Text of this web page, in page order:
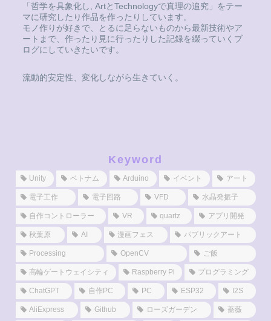
「哲学を具象化し, ArtとTechnologyで真理の追究」をテー
マに研究したり作品を作ったりしています。
モノ作りが好きで、とるに足らないものから最新技術やア
ートまで、作ったり見に行ったりした記録を綴っていくブ
ログにしていきたいです。
流動的安定性、変化しながら生きていく。
Keyword
Unity ベトナム Arduino イベント アート
電子工作 電子回路 VFD 水晶発振子
自作コントローラー VR quartz アプリ開発
秋葉原 AI 漫画フェス パブリックアート
Processing OpenCV ご飯
高輪ゲートウェイシティ Raspberry Pi プログラミング
ChatGPT 自作PC PC ESP32 I2S
AliExpress Github ローズガーデン 薔薇